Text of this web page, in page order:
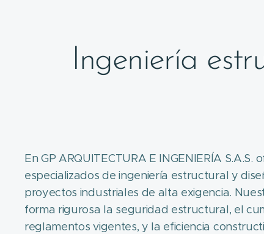
Ingeniería
En GP ARQUITECTURA E INGENIERÍA S.A.S.
especializados de ingeniería estructural y
proyectos industriales de alta exigencia.
forma rigurosa la seguridad estructural, el
reglamentos vigentes, y la eficiencia